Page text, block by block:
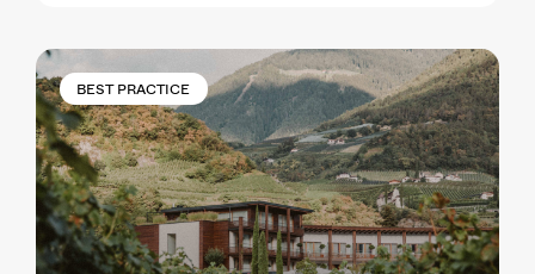
BEST PRACTICE